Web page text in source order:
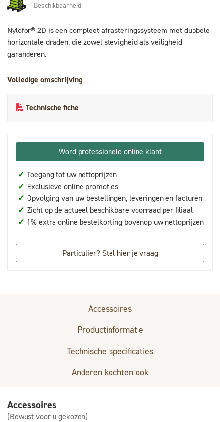
Beschikbaarheid
Nylofor® 2D is een compleet afrasteringssysteem met dubbele
horizontale draden, die zowel stevigheid als veiligheid
garanderen.
Volledige omschrijving
Technische fiche
Word professionele online klant
✓ Toegang tot uw nettoprijzen
✓ Exclusieve online promoties
✓ Opvolging van uw bestellingen, leveringen en facturen
✓ Zicht op de actueel beschikbare voorraad per filiaal
✓ 1% extra online bestelkorting bovenop uw nettoprijzen
Particulier? Stel hier je vraag
Accessoires
Productinformatie
Technische specificaties
Anderen kochten ook
Accessoires
(Bewust voor u gekozen)